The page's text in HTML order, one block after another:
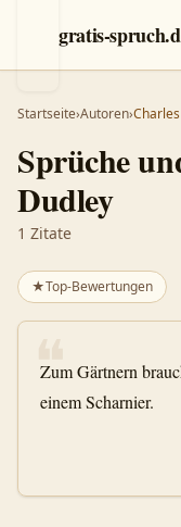
gratis-
Startseite›Autoren›
Sprüche
Dudley
1 Zitate
★Top-Bewertungen
❝
Zum Gärtnern
einem Scharnier.